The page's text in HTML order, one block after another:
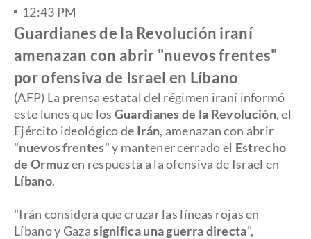
12:43 PM
Guardianes de la Revolución iraní
amenazan con abrir "nuevos frentes"
por ofensiva de Israel en Líbano
(AFP) La prensa estatal del régimen iraní informó
este lunes que los Guardianes de la Revolución, el
Ejército ideológico de Irán, amenazan con abrir
"nuevos frentes" y mantener cerrado el Estrecho
de Ormuzen respuesta a la ofensiva de Israel en
Líbano.
​"Irán considera que cruzar las líneas rojas en
Líbano y Gazasignifica una guerra directa",